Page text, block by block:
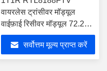
वायरलेस ट्रांसीवर मॉड्यूल
वाईफ़ाई रिसीवर मॉड्यूल 72.2
एमबीपीएस
सर्वोत्तम मूल्य प्राप्त करें